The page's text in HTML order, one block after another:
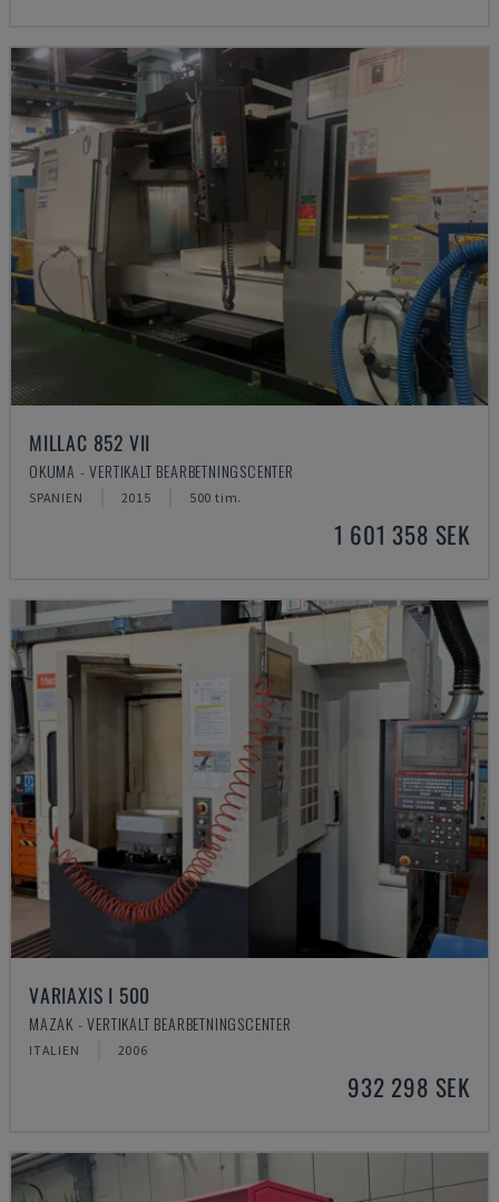
MILLAC 852 VII
OKUMA - VERTIKALT BEARBETNINGSCENTER
SPANIEN 2015 500 tim.
1 601 358 SEK
VARIAXIS I 500
MAZAK - VERTIKALT BEARBETNINGSCENTER
ITALIEN 2006
932 298 SEK